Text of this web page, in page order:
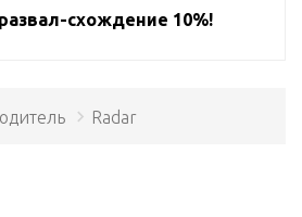
схождение 10%!
Radar